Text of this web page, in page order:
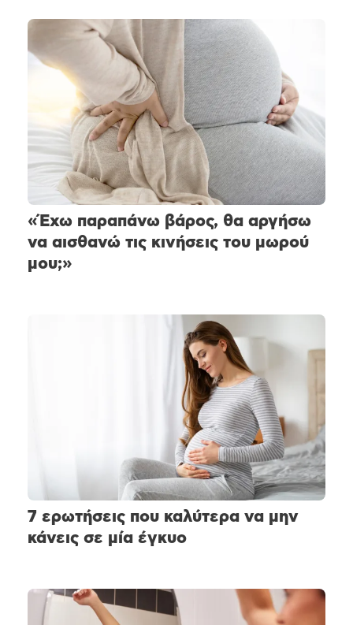
«Έχω παραπάνω βάρος, θα αργήσω
να αισθανώ τις κινήσεις του μωρού
μου;»
7 ερωτήσεις που καλύτερα να μην
κάνεις σε μία έγκυο